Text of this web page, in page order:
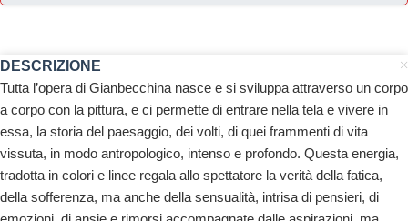
DESCRIZIONE
Tutta l’opera di Gianbecchina nasce e si sviluppa attraverso un corpo
a corpo con la pittura, e ci permette di entrare nella tela e vivere in
essa, la storia del paesaggio, dei volti, di quei frammenti di vita
vissuta, in modo antropologico, intenso e profondo. Questa energia,
tradotta in colori e linee regala allo spettatore la verità della fatica,
della sofferenza, ma anche della sensualità, intrisa di pensieri, di